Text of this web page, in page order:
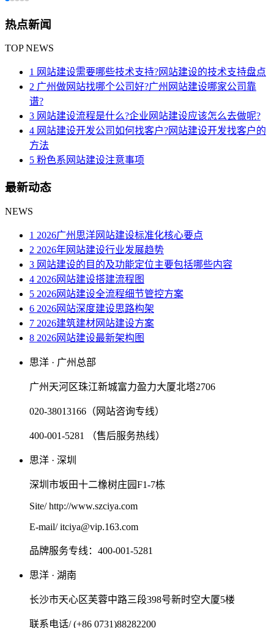
热点新闻
TOP NEWS
1 网站建设需要哪些技术支持?网站建设的技术支持盘点
2 广州做网站找哪个公司好?广州网站建设哪家公司靠
谱?
3 网站建设流程是什么?企业网站建设应该怎么去做呢?
4 网站建设开发公司如何找客户?网站建设开发找客户的
方法
5 粉色系网站建设注意事项
最新动态
NEWS
1 2026广州思洋网站建设标准化核心要点
2 2026年网站建设行业发展趋势
3 网站建设的目的及功能定位主要包括哪些内容
4 2026网站建设搭建流程图
5 2026网站建设全流程细节管控方案
6 2026网站深度建设思路构架
7 2026建筑建材网站建设方案
8 2026网站建设最新架构图
思洋 · 广州总部
广州天河区珠江新城富力盈力大厦北塔2706
020-38013166（网站咨询专线）
400-001-5281 （售后服务热线）
思洋 · 深圳
深圳市坂田十二橡树庄园F1-7栋
Site/ http://www.szciya.com
E-mail/ itciya@vip.163.com
品牌服务专线：400-001-5281
思洋 · 湖南
长沙市天心区芙蓉中路三段398号新时空大厦5楼
联系电话/ (+86 0731)88282200